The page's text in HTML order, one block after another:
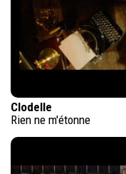
Clodelle
Rien ne m'étonne